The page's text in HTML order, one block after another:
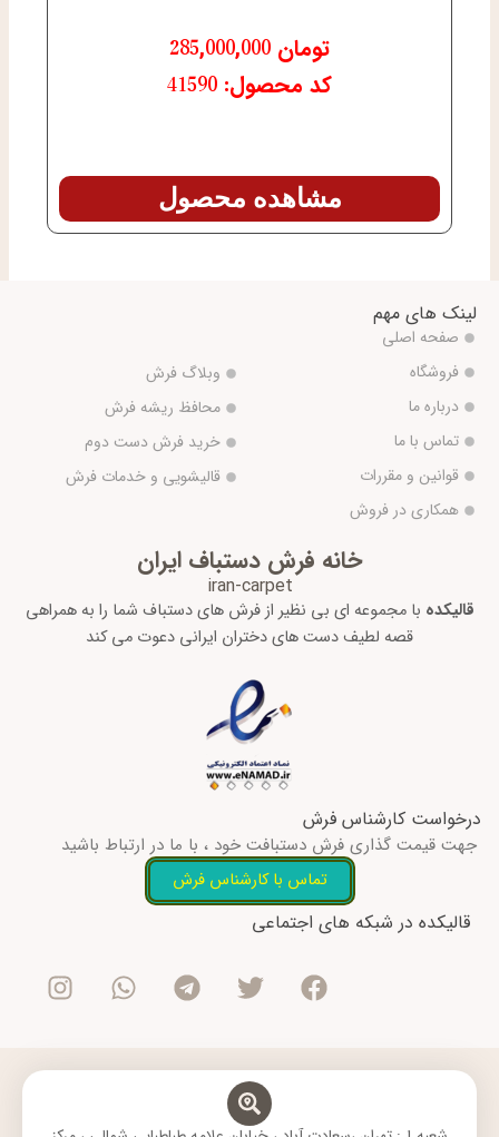
تومان
کد محصول: 41590
مشاهده محصول
لینک های مهم
صفحه اصلی
فروشگاه
درباره ما
تماس با ما
قوانین و مقررات
همکاری در فروش
وبلاگ فرش
محافظ ریشه فرش
خرید فرش دست دوم
قالیشویی و خدمات فرش
خانه فرش دستباف ایران
iran-carpet
قالیکده با مجموعه ای بی نظیر از فرش های دستباف شما را به همراهی
قصه لطیف دست های دختران ایرانی دعوت می کند
درخواست کارشناس فرش
جهت قیمت گذاری فرش دستبافت خود ، با ما در ارتباط باشید
تماس با کارشناس فرش
قالیکده در شبکه های اجتماعی
F
c
e
o
i
t
e
r
l
e
r
a
t
a
s
t
g